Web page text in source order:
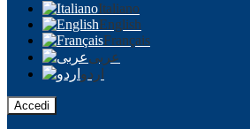
Italiano
English
Français
عربى
اردو
Accedi